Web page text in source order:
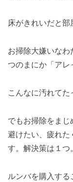
床がきれいだと部
お掃除大嫌いなわ
つのまにか「アレ
こんなに汚れてた
でもお掃除をまじ
避けたい、疲れた
す。解決策は１つ
ルンバを購入する